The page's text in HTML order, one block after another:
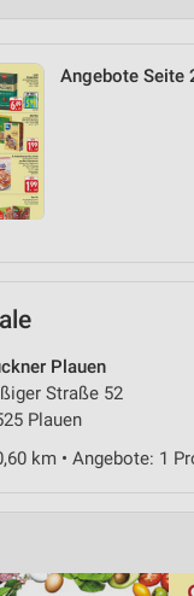
Angebote Seite
Plauen
Straße 52
Plauen
km • Angebote: 1